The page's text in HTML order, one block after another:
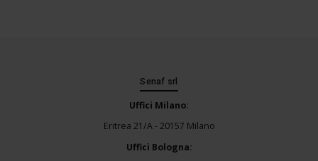
Senaf srl
Uffici Milano:
Eritrea 21/A - 20157 Milano
Uffici Bologna: